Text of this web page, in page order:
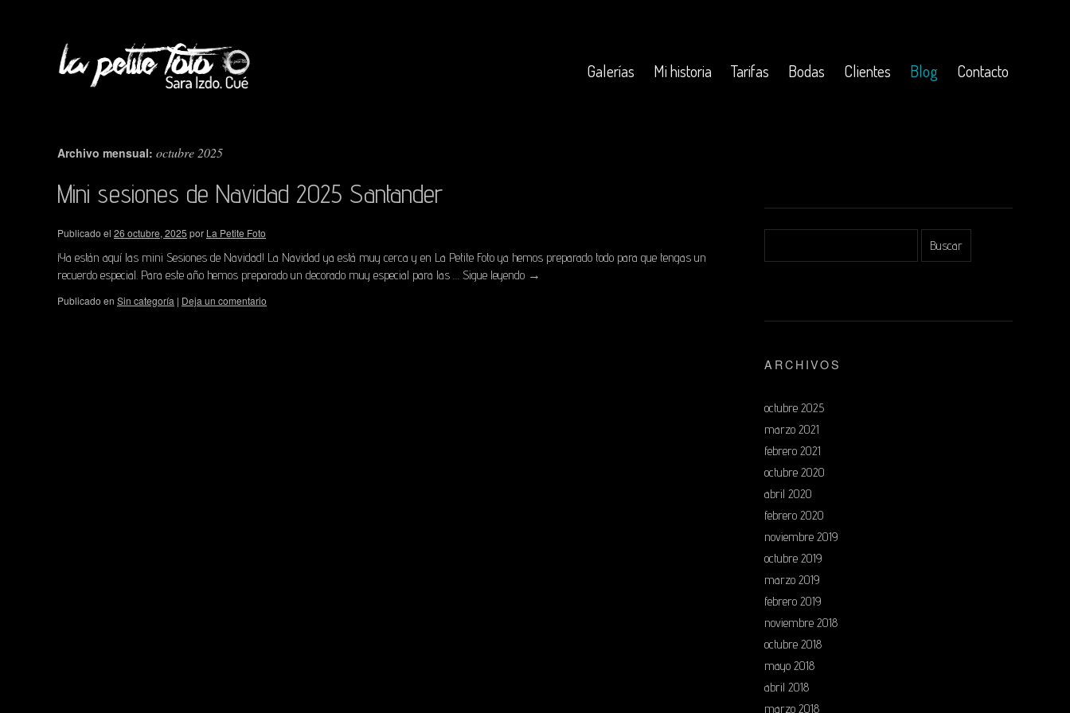
Galerías Mi historia Tarifas Bodas Clientes Blog Contacto
Archivo mensual: octubre 2025
Mini sesiones de Navidad 2025 Santander
Publicado el 26 octubre, 2025 por La Petite Foto
¡Ya están aquí las mini Sesiones de Navidad! La Navidad ya está muy cerca y en La Petite Foto ya hemos preparado todo para que tengas un
recuerdo especial. Para este año hemos preparado un decorado muy especial para las … Sigue leyendo →
Publicado en Sin categoría | Deja un comentario
ARCHIVOS
octubre 2025
marzo 2021
febrero 2021
octubre 2020
abril 2020
febrero 2020
noviembre 2019
octubre 2019
marzo 2019
febrero 2019
noviembre 2018
octubre 2018
mayo 2018
abril 2018
marzo 2018